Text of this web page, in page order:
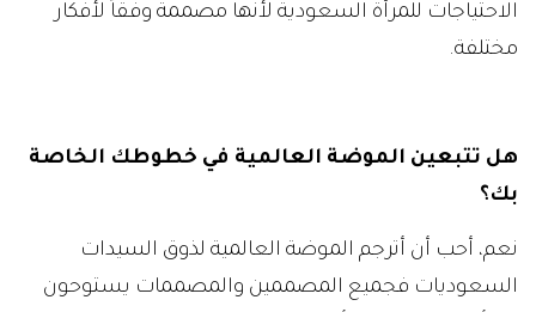
الاحتياجات للمرأة السعودية لأنها مصممة وفقاً لأفكار
مختلفة.
هل تتبعين الموضة العالمية في خطوطك الخاصة
بك؟
نعم، أحب أن أترجم الموضة العالمية لذوق السيدات
السعوديات فجميع المصممين والمصممات يستوحون